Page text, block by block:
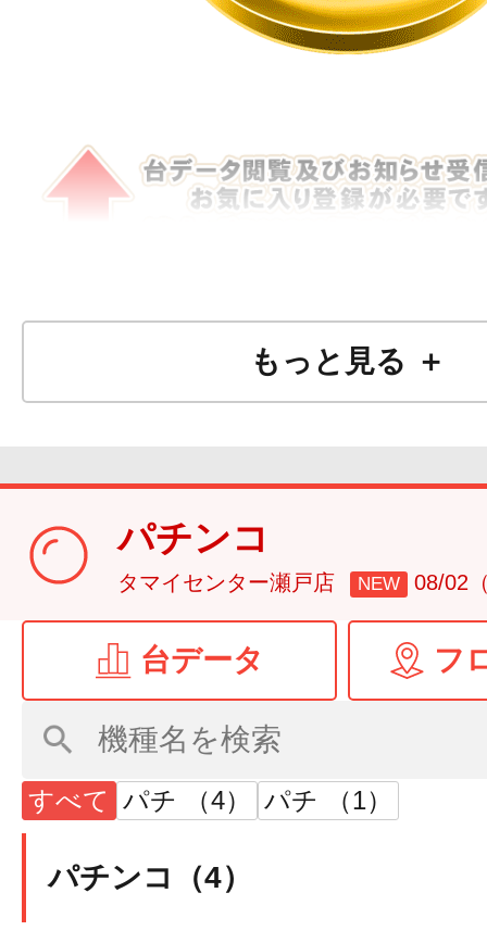
もっと見る ＋
パチンコ
タマイセンター瀬戸店 NEW 08/02
台データ フ
すべて パチ （4） パチ （1）
パチンコ（4）